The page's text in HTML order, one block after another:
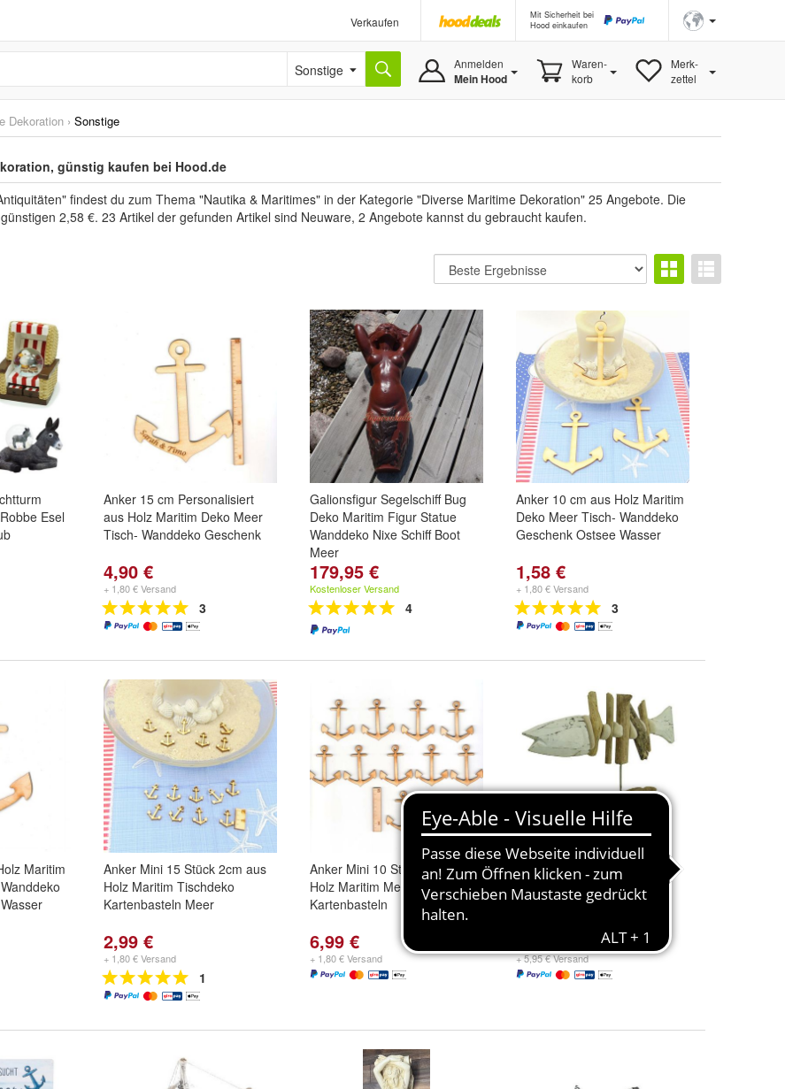
Verkaufen
Mit Sicherheit bei
Hood einkaufen
Sonstige Anmelden
Mein Hood
Waren-
korb
Merk-
zettel
Dekoration › Sonstige
günstig kaufen bei Hood.de
findest du zum Thema "Nautika & Maritimes" in der Kategorie "Diverse Maritime Dekoration" 25 Angebote. Die
2,58 €. 23 Artikel der gefunden Artikel sind Neuware, 2 Angebote kannst du gebraucht kaufen.
Esel
Anker 15 cm Personalisiert
aus Holz Maritim Deko Meer
Tisch- Wanddeko Geschenk
4,90 €
+ 1,80 € Versand
3
Galionsfigur Segelschiff Bug
Deko Maritim Figur Statue
Wanddeko Nixe Schiff Boot
Meer
179,95 €
Kostenloser Versand
4
Anker 10 cm aus Holz Maritim
Deko Meer Tisch- Wanddeko
Geschenk Ostsee Wasser
1,58 €
+ 1,80 € Versand
3
Maritim
Anker Mini 15 Stück 2cm aus
Holz Maritim Tischdeko
Kartenbasteln Meer
2,99 €
+ 1,80 € Versand
1
Anker Mini 10 Stück 5cm aus
Holz Maritim Meer Tischdeko
Kartenbasteln
6,99 €
+ 1,80 € Versand
Treibholzfischgräte
+ 5,95 € Versand